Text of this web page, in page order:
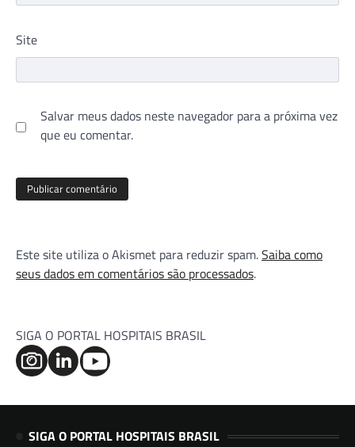
Site
Salvar meus dados neste navegador para a próxima vez
que eu comentar.
Este site utiliza o Akismet para reduzir spam.Saiba como
seus dados em comentários são processados.
SIGA O PORTAL HOSPITAIS BRASIL
SIGA O PORTAL HOSPITAIS BRASIL